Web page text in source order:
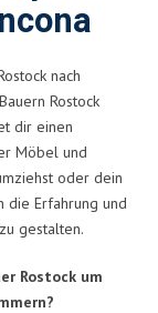
nach
Rostock
dir einen
Möbel und
oder dein
die Erfahrung und
gestalten.
Rostock um